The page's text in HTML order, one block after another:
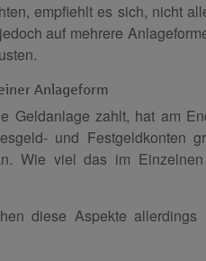
empfiehlt es sich, nicht
auf mehrere
Anlageform
Geldanlage zahlt, hat am
und Festgeldkonten
Wie viel das im
diese Aspekte